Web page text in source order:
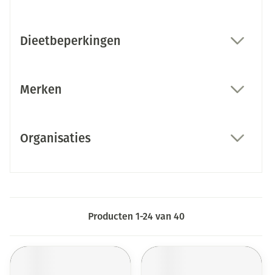
Dieetbeperkingen
Merken
Organisaties
Producten 1-24van 40